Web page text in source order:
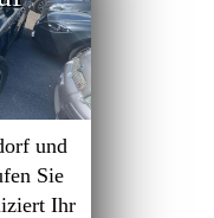
und
Sie
Ihr